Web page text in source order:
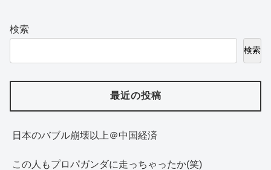
検索
検索
最近の投稿
日本のバブル崩壊以上＠中国経済
この人もプロパガンダに走っちゃったか(笑)